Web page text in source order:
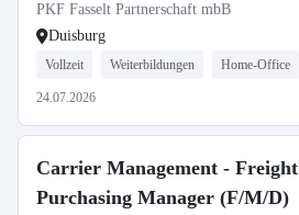
PKF Fasselt Partnerschaft mbB
Duisburg
Vollzeit Weiterbildungen Home-Office
24.07.2026
Carrier Management - Freight
Purchasing Manager (F/M/D)